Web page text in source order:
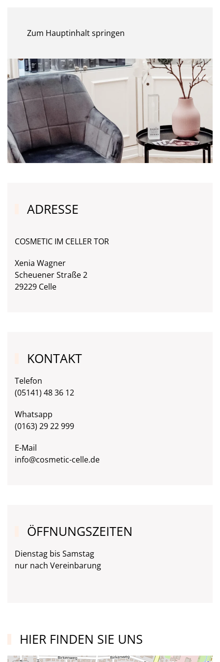
Zum Hauptinhalt springen
ADRESSE
COSMETIC IM CELLER TOR
Xenia Wagner
Scheuener Straße 2
29229 Celle
KONTAKT
Telefon
(05141) 48 36 12
Whatsapp
(0163) 29 22 999
E-Mail
info@cosmetic-celle.de
ÖFFNUNGSZEITEN
Dienstag bis Samstag
nur nach Vereinbarung
HIER FINDEN SIE UNS